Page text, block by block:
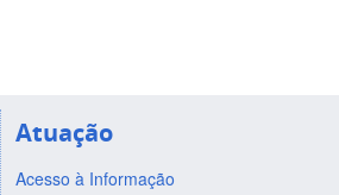
Atuação
Acesso à Informação